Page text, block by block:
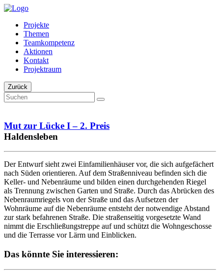
Projekte
Themen
Teamkompetenz
Aktionen
Kontakt
Projektraum
Zurück
Mut zur Lücke I – 2. Preis
Haldensleben
Der Entwurf sieht zwei Einfamilienhäuser vor, die sich aufgefächert
nach Süden orientieren. Auf dem Straßenniveau befinden sich die
Keller- und Nebenräume und bilden einen durchgehenden Riegel
als Trennung zwischen Garten und Straße. Durch das Abrücken des
Nebenraumriegels von der Straße und das Aufsetzen der
Wohnräume auf die Nebenräume entsteht der notwendige Abstand
zur stark befahrenen Straße. Die straßenseitig vorgesetzte Wand
nimmt die Erschließungstreppe auf und schützt die Wohngeschosse
und die Terrasse vor Lärm und Einblicken.
Das könnte Sie interessieren: